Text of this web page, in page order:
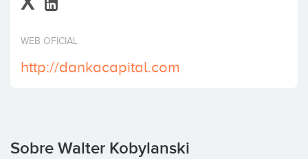
WEB OFICIAL
http://dankacapital.com
Sobre Walter Kobylanski